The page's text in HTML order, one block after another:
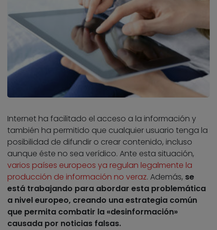
Internet ha facilitado el acceso a la información y
también ha permitido que cualquier usuario tenga la
posibilidad de difundir o crear contenido, incluso
aunque éste no sea verídico. Ante esta situación,
varios países europeos ya regulan legalmente la
producción de información no veraz. Además, se
está trabajando para abordar esta problemática
a nivel europeo, creando una estrategia común
que permita combatir la «desinformación»
causada por noticias falsas.